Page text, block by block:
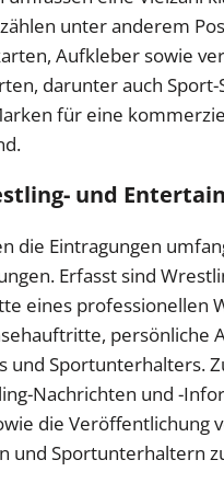
unter anderem
Aufkleber sowie
darunter auch
für eine
und
die Eintragungen
Erfasst sind
eines professionellen
und Sportunterhalters.
Nachrichten und -
die Veröffentlichung
und Sportunterhaltern